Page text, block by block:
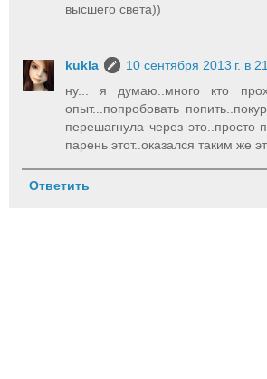
высшего света))
kukla
10 сентября 2013 г. в
ну... я думаю..много кто
опыт...попробовать
перешагнула через это..просто
парень этот..оказался таким же
Ответить